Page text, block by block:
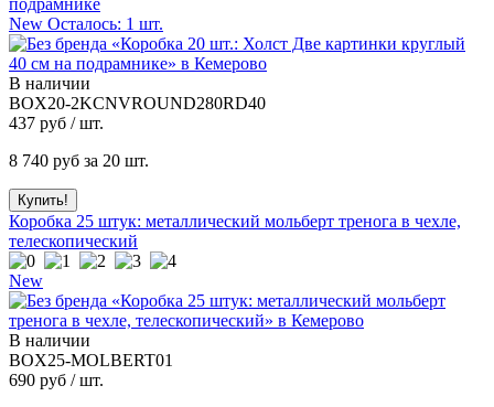
подрамнике
New Осталось: 1 шт.
В наличии
BOX20-2KCNVROUND280RD40
437 руб / шт.
8 740 руб за 20 шт.
Коробка 25 штук: металлический мольберт тренога в чехле,
телескопический
New
В наличии
BOX25-MOLBERT01
690 руб / шт.